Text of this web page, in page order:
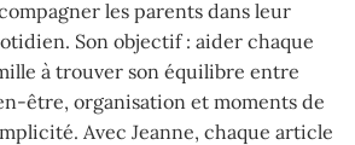
les parents dans leur
Son objectif : aider chaque
à trouver son équilibre entre
être, organisation et moments de
Avec Jeanne, chaque article